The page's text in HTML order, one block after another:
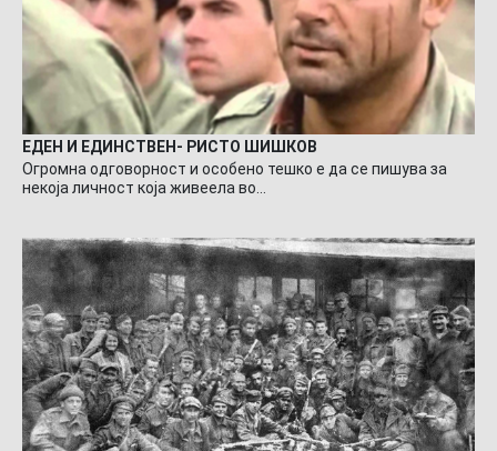
ЕДЕН И ЕДИНСТВЕН- РИСТО ШИШКОВ
Огромна одговорност и особено тешко е да се пишува за
некоја личност која живеела во…